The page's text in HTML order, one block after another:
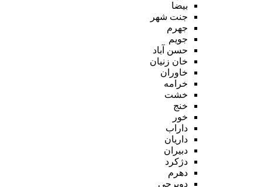
بیضا
جنت شهر
جهرم
جویم
حسن آباد
خان زنیان
خاوران
خرامه
خشت
خنج
خور
داراب
داریان
دبیران
دژکرد
دهرم
دوبرجی